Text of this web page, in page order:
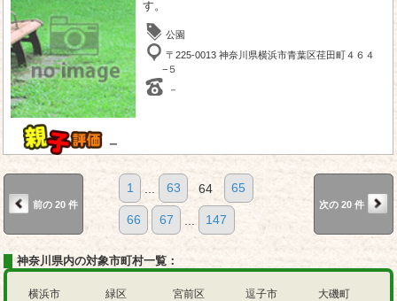
－
す。
公園
〒225-0013 神奈川県横浜市青葉区荏田町４６４
−５
－
前の 20 件
1 63 64 65
66 67 147
次の 20 件
神奈川県内の対象市町村一覧：
横浜市
緑区
宮前区
逗子市
大磯町